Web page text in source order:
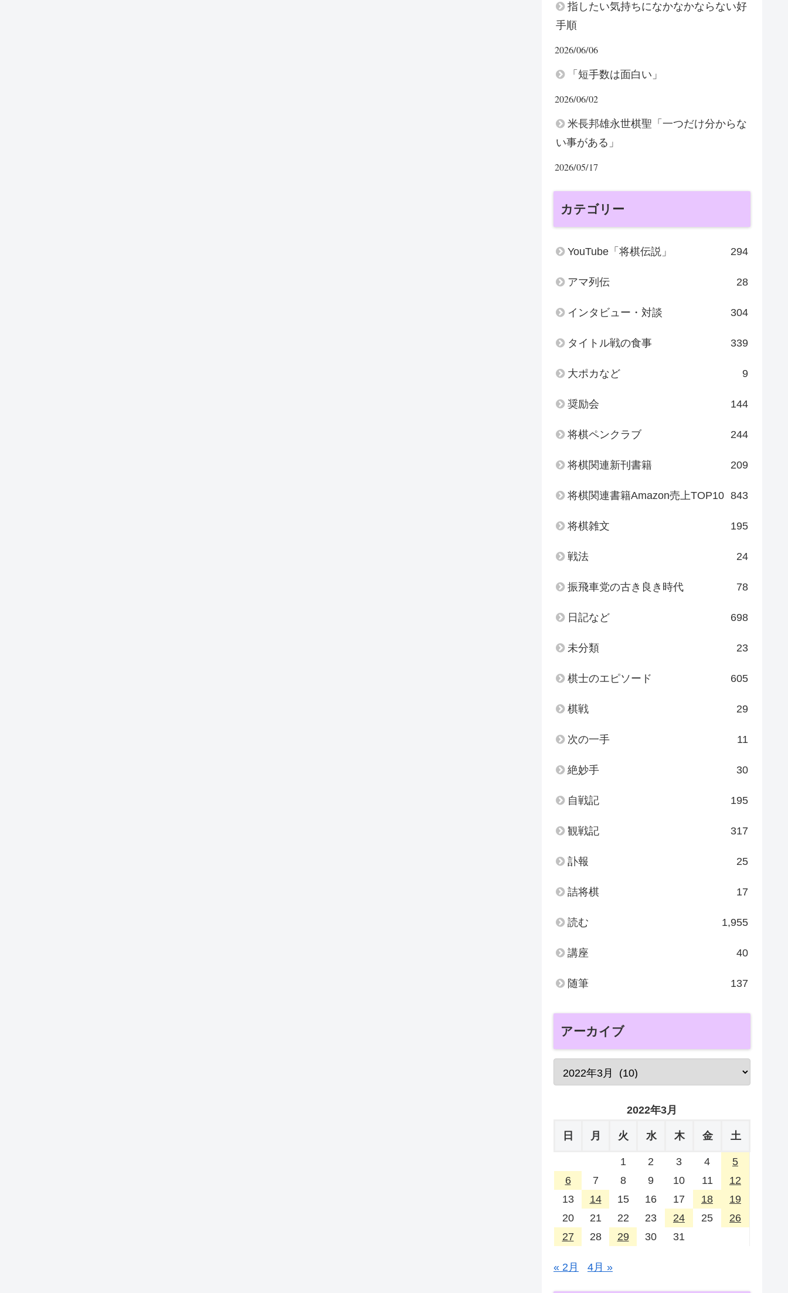
指したい気持ちになかなかならない好
手順
2026/06/06
「短手数は面白い」
2026/06/02
米長邦雄永世棋聖「一つだけ分からな
い事がある」
2026/05/17
カテゴリー
YouTube「将棋伝説」 294
アマ列伝 28
インタビュー・対談 304
タイトル戦の食事 339
大ポカなど 9
奨励会 144
将棋ペンクラブ 244
将棋関連新刊書籍 209
将棋関連書籍Amazon売上TOP10 843
将棋雑文 195
戦法 24
振飛車党の古き良き時代 78
日記など 698
未分類 23
棋士のエピソード 605
棋戦 29
次の一手 11
絶妙手 30
自戦記 195
観戦記 317
訃報 25
詰将棋 17
読む 1,955
講座 40
随筆 137
アーカイブ
2022年3月
日 月 火 水 木 金 土
1 2 3 4
5
6
7 8 9 10 11
12
13
14 15 16 17 18
19
20
21 22 23 24 25
26
27
28 29 30 31
« 2月 4月 »